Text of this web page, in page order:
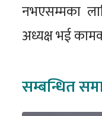
नभएसम्मका
अध्यक्ष भई
सम्बन्धित